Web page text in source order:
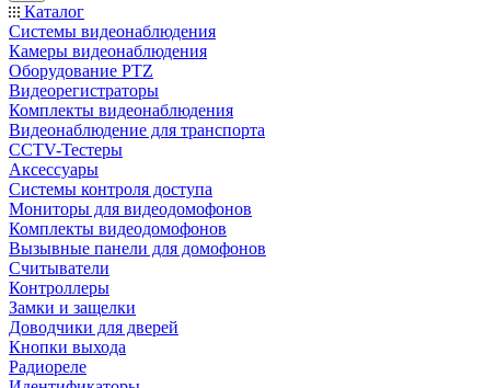
Каталог
Системы видеонаблюдения
Камеры видеонаблюдения
Оборудование PTZ
Видеорегистраторы
Комплекты видеонаблюдения
Видеонаблюдение для транспорта
CCTV-Тестеры
Аксессуары
Системы контроля доступа
Мониторы для видеодомофонов
Комплекты видеодомофонов
Вызывные панели для домофонов
Считыватели
Контроллеры
Замки и защелки
Доводчики для дверей
Кнопки выхода
Радиореле